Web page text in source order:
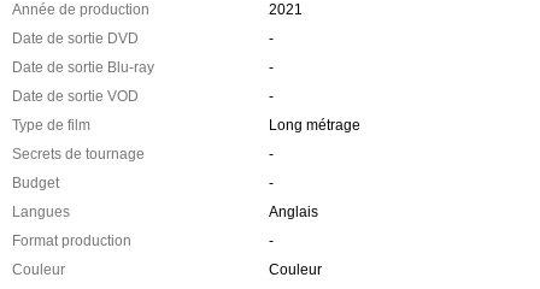
Année de production
2021
Date de sortie DVD
-
Date de sortie Blu-ray
-
Date de sortie VOD
-
Type de film
Long métrage
Secrets de tournage
-
Budget
-
Langues
Anglais
Format production
-
Couleur
Couleur